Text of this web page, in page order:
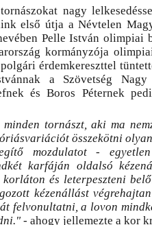
nagy
első útja a Névtelen
Pelle István olimpiai
kormányzója
érdemkereszttel
a Szövetség Nagy
és Boros Péternek
tornászt, aki ma
összekötni
mozdulatot -
karfáján oldalsó
és leterpeszteni
kézenállást
felvonultatni, a lovon
- ahogy jellemezte a kor